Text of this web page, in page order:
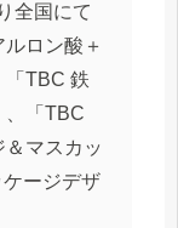
全国にて
ロン酸＋
「TBC 鉄
、「TBC
マスカッ
ケージデザ